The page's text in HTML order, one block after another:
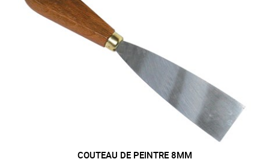
COUTEAU DE PEINTRE 8MM